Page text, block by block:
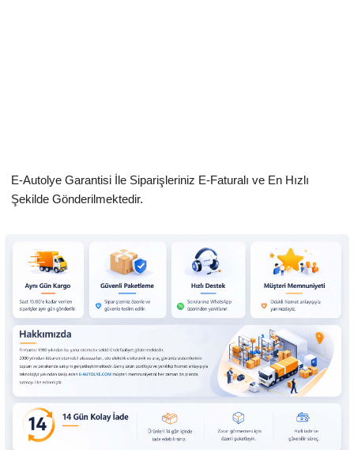
E-Autolye Garantisi İle Siparişleriniz E-Faturalı ve En Hızlı
Şekilde Gönderilmektedir.